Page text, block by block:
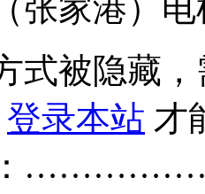
张家港）
式被隐藏
登录本站 才
：